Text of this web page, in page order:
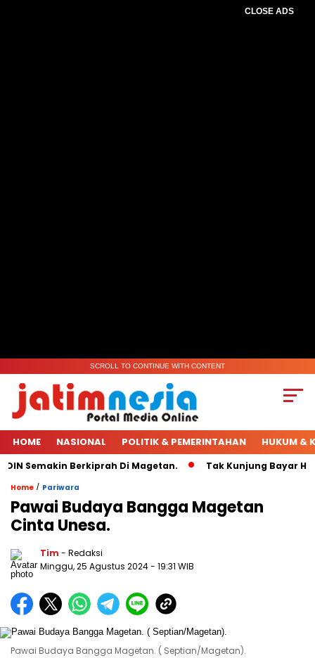
CLOSE ADS
SCROLL TO CONTINUE WITH CONTENT
HOME NASIONAL POLITIK & PEMERINTAHAN HUKUM &
Semakin Berkiprah Di Magetan. Tak Kunjung Bayar
Home / Pariwara
Pawai Budaya Bangga Magetan
Cinta Unesa.
Tim - Redaksi
Minggu, 25 Agustus 2024- 19:31 WIB
Pawai Budaya Bangga Magetan. ( Septian/Magetan).